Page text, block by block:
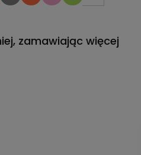
zamawiając więcej